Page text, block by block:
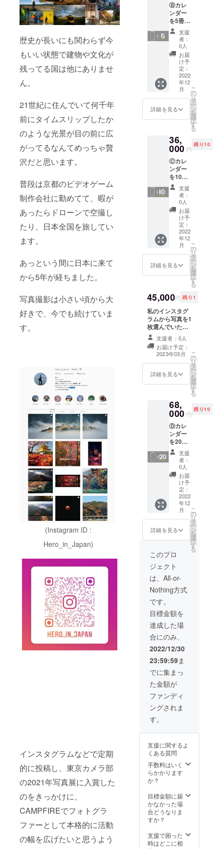
歴史が長いにも関わらず今
もいい状態で建物や文化が
残ってる国は他にありませ
ん。
21世紀に住んでいて何千年
前にタイムスリップしたか
のような光景が目の前に広
がってるなんてめっちゃ贅
沢だと思います。
普段は京都のビデオゲーム
制作会社に勤めてて、暇が
あったらドローンで空撮し
たり、日本全国を旅してい
ます。
あっという間に日本に来て
から5年が経ちました。
写真撮影は小さい頃から大
好きで、今でも続けていま
す。
(Instagram ID :
Hero_in_Japan)
インスタグラムなどで定期
的に投稿し、東京カメラ部
の2021年写真展に入賞した
のをきっかけに、
CAMPFIREでフォトグラ
ファーとして本格的に活動
の幅を広げたいと思うよう
Ⓑカレ
ンダー
を5冊差
し上
げ、私
はあな
たに永
遠に感
謝して
ます
→
19000
（定価
5％オ
フ) 5
calenda
rs with
5%
off!!!
支援
者：
0人
お届
け予
定：
2022
年12
月
詳細を見る
こ
の
リ
タ
ー
ン
を
選
択
す
る
36,
000 円
残り10
Ⓒカレ
ンダー
を10冊
差し上
げ、私
はあな
たに永
遠に感
謝して
ます
→
36000
円（定
価10％
オフ)
calenda
rs with
10%
off!!!
支援
者：
0人
お届
け予
定：
2022
年12
月
詳細を見る
こ
の
リ
タ
ー
ン
を
選
択
す
る
45,000円 残り1
私のインスタグ
ラムから写真を1
枚選んでいただ
き、それを私が
用意し、最高の
画質でプリント
します。 私のサ
イン付きで サイ
ズはA3程度
支援者：0人
お届け予定：
2023年03月
詳細を見る
こ
の
リ
タ
ー
ン
を
選
択
す
る
68,
000 円
残り10
Ⓓカレ
ンダー
を20冊
差し上
げ、私
はあな
たに永
遠に感
謝して
ます
→
68000
円（定
価15％
オフ) 20
calenda
rs with
15%
off!!!
支援
者：
0人
お届
け予
定：
2022
年12
月
詳細を見る
こ
の
リ
タ
ー
ン
を
選
択
す
る
このプロ
ジェクト
は、All-or-
Nothing方式
です。
目標金額を
達成した場
合にのみ、
2022/12/30
23:59:59ま
でに集まっ
た金額が
ファンディ
ングされま
す。
支援に関するよ
くある質問
手数料はいく
らかかります
か？
目標金額に届
かなかった場
合どうなりま
すか？
支援で困った
時はどこに相